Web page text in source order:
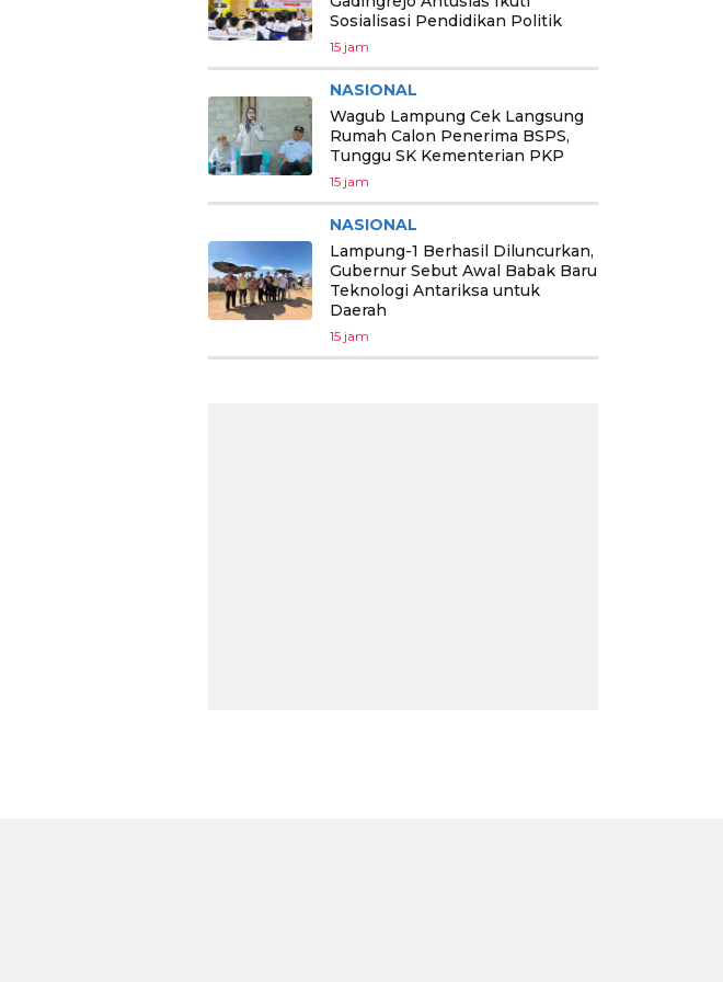
Sosialisasi Pendidikan Politik
15 jam
NASIONAL
Wagub Lampung Cek Langsung
Rumah Calon Penerima BSPS,
Tunggu SK Kementerian PKP
15 jam
NASIONAL
Lampung-1 Berhasil Diluncurkan,
Gubernur Sebut Awal Babak Baru
Teknologi Antariksa untuk
Daerah
15 jam